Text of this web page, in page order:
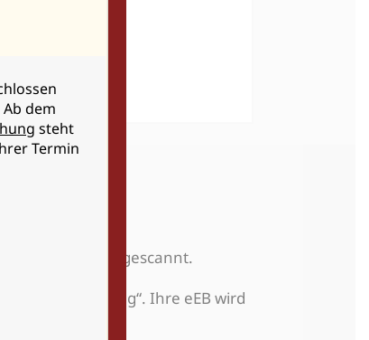
Mobilgerät gescannt.
„Anmeldung“. Ihre eEB wird
dem
steht
Termin